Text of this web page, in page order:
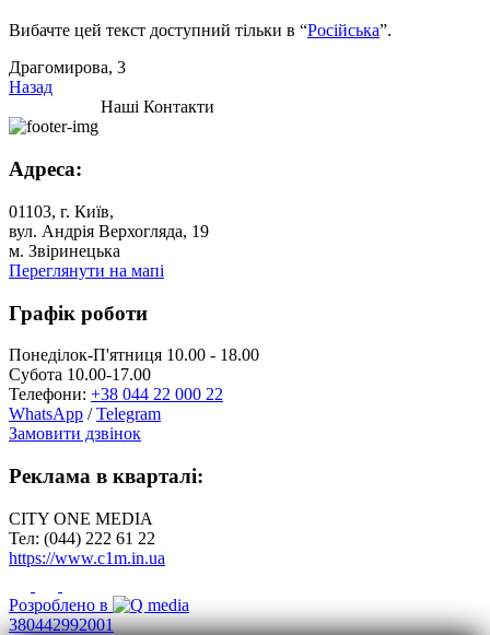
Вибачте цей текст доступний тільки в “Російська”.
Драгомирова, 3
Назад
Наші Контакти
Адреса:
01103, г. Київ,
вул. Андрія Верхогляда, 19
м. Звіринецька
Переглянути на мапі
Графік роботи
Понеділок-П'ятниця 10.00 - 18.00
Субота 10.00-17.00
Телефони: +38 044 22 000 22
WhatsApp /Telegram
Замовити дзвінок
Реклама в кварталі:
CITY ONE MEDIA
Тел: (044) 222 61 22
https://www.c1m.in.ua
Розроблено в
380442992001